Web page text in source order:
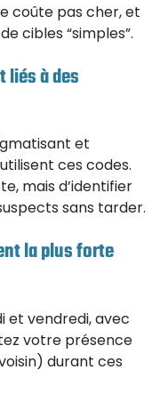
coûte pas cher, et
cibles “simples”.
liés à des
et
ces codes.
mais d’identifier
sans tarder.
la plus forte
et vendredi, avec
votre présence
durant ces